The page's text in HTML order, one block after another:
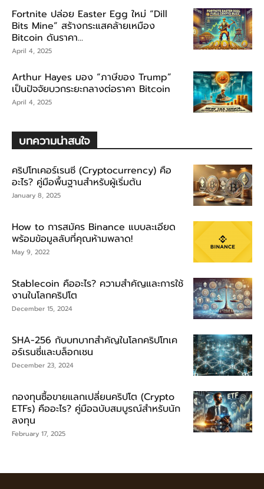
Fortnite ปล่อย Easter Egg ใหม่ “Dill
Bits Mine” สร้างกระแสคล้ายเหมือง
Bitcoin ดันราคา...
April 4, 2025
Arthur Hayes มอง “ภาษีของ Trump”
เป็นปัจจัยบวกระยะกลางต่อราคา Bitcoin
April 4, 2025
บทความน่าสนใจ
คริปโทเคอร์เรนซี (Cryptocurrency) คือ
อะไร? คู่มือพื้นฐานสำหรับผู้เริ่มต้น
January 8, 2025
How to การสมัคร Binance แบบละเอียด
พร้อมข้อมูลลับที่คุณห้ามพลาด!
May 9, 2022
Stablecoin คืออะไร? ความสำคัญและการใช้
งานในโลกคริปโต
December 15, 2024
SHA-256 กับบทบาทสำคัญในโลกคริปโทเค
อร์เรนซี่และบล็อกเชน
December 23, 2024
กองทุนซื้อขายแลกเปลี่ยนคริปโต (Crypto
ETFs) คืออะไร? คู่มือฉบับสมบูรณ์สำหรับนัก
ลงทุน
February 17, 2025